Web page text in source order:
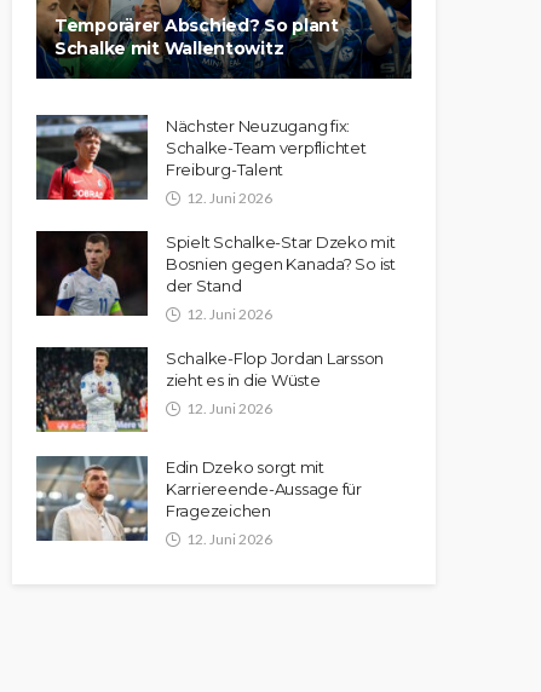
Temporärer Abschied? So plant
Schalke mit Wallentowitz
Nächster Neuzugang fix:
Schalke-Team verpflichtet
Freiburg-Talent
12. Juni 2026
Spielt Schalke-Star Dzeko mit
Bosnien gegen Kanada? So ist
der Stand
12. Juni 2026
Schalke-Flop Jordan Larsson
zieht es in die Wüste
12. Juni 2026
Edin Dzeko sorgt mit
Karriereende-Aussage für
Fragezeichen
12. Juni 2026